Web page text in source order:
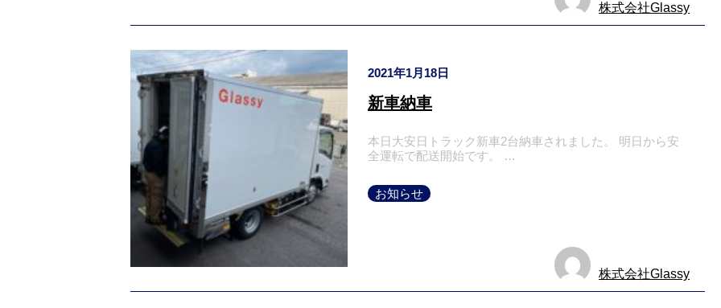
株式会社Glassy
2021年1月18日
新車納車
本日大安日トラック新車2台納車されました。 明日から安
全運転で配送開始です。 …
株式会社Glassy
お知らせ